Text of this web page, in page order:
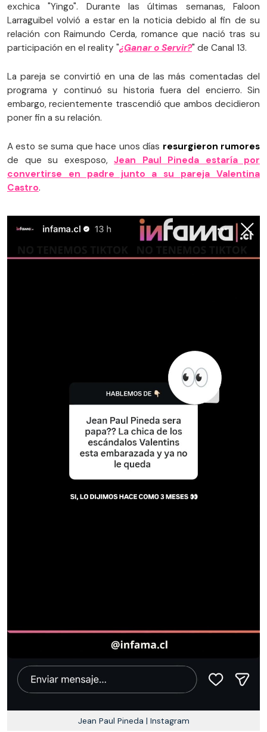
exchica "Yingo". Durante las últimas semanas, Faloon
Larraguibel volvió a estar en la noticia debido al fin de su
relación con Raimundo Cerda, romance que nació tras su
participación en el reality "¿Ganar o Servir?" de Canal 13.
La pareja se convirtió en una de las más comentadas del
programa y continuó su historia fuera del encierro. Sin
embargo, recientemente trascendió que ambos decidieron
poner fin a su relación.
A esto se suma que hace unos días resurgieron rumores
de que su exesposo, Jean Paul Pineda estaría por
convertirse en padre junto a su pareja Valentina
Castro.
Jean Paul Pineda | Instagram